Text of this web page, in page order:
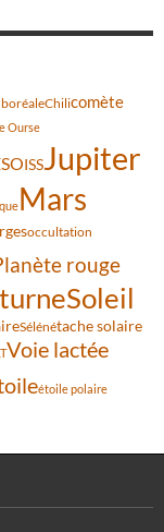
Chilicomète
Ourse
ISSJupiter
Mars
occultation
rouge
Soleil
Sélénétache solaire
Voie lactée
étoile polaire